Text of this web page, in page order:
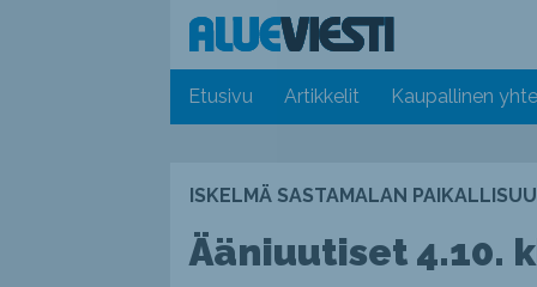
Etusivu Artikkelit Kaupallinen
ISKELMÄ SASTAMALAN
Ääniuutiset 4.10.